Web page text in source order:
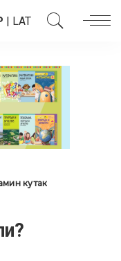
| LAT
кутак